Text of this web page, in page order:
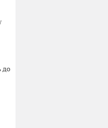
до